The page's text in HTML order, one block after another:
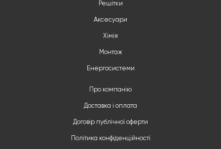
Решітки
Аксесуари
Хімія
Монтаж
Енергосистеми
Про компанію
Доставка і оплата
Договір публічної оферти
Політика конфіденційності